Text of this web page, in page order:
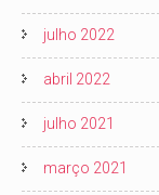
julho 2022
abril 2022
julho 2021
março 2021